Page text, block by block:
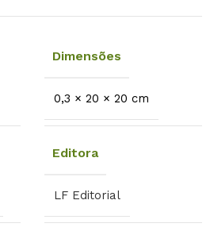
Dimensões
0,3 × 20 × 20 cm
Editora
LF Editorial